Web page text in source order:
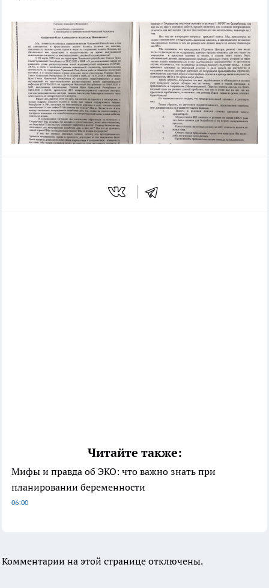
Читайте также:
Мифы и правда об ЭКО: что важно знать при
планировании беременности
06:00
Комментарии на этой странице отключены.